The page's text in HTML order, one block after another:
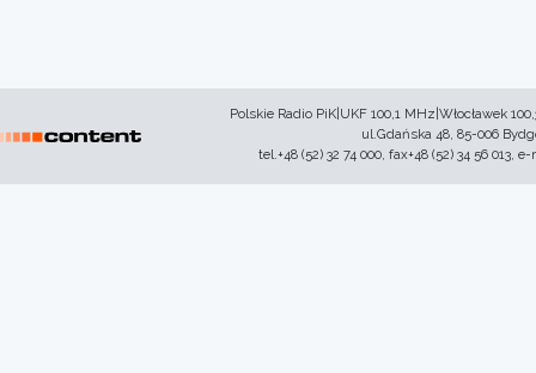
Polskie Radio PiK|UKF 100,1 MHz|Włocławek
ul.Gdańska 48, 85-006
tel.+48 (52) 32 74 000, fax+48 (52) 34 56 013,